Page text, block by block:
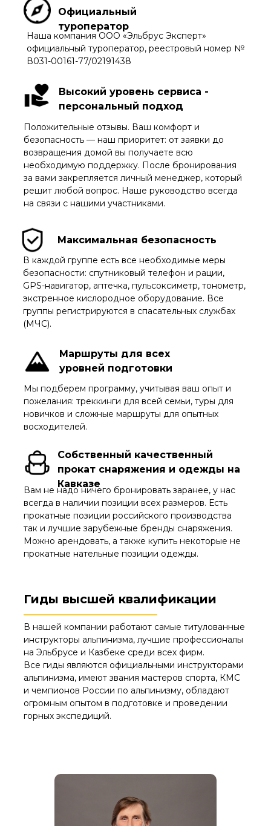
Маршруты для всех
уровней подготовки
Официальный
туроператор
Собственный качественный
прокат снаряжения и одежды на
Кавказе
Максимальная безопасность
Высокий уровень сервиса -
персональный подход
Мы подберем программу, учитывая ваш опыт и
пожелания: треккинги для всей семьи, туры для
новичков и сложные маршруты для опытных
восходителей.
Наша компания ООО «Эльбрус Эксперт»
официальный туроператор, реестровый номер №
В031-00161-77/02191438
Вам не надо ничего бронировать заранее, у нас
всегда в наличии позиции всех размеров. Есть
прокатные позиции российского производства
так и лучшие зарубежные бренды снаряжения.
Можно арендовать, а также купить некоторые не
прокатные нательные позиции одежды.
В каждой группе есть все необходимые меры
безопасности: спутниковый телефон и рации,
GPS-навигатор, аптечка, пульсоксиметр, тонометр,
экстренное кислородное оборудование. Все
группы регистрируются в спасательных службах
(МЧС).
Положительные отзывы. Ваш комфорт и
безопасность — наш приоритет: от заявки до
возвращения домой вы получаете всю
необходимую поддержку. После бронирования
за вами закрепляется личный менеджер, который
решит любой вопрос. Наше руководство всегда
на связи с нашими участниками.
Гиды высшей квалификации
В нашей компании работают самые титулованные
инструкторы альпинизма, лучшие профессионалы
на Эльбрусе и Казбеке среди всех фирм.
Все гиды являются официальными инструкторами
альпинизма, имеют звания мастеров спорта, КМС
и чемпионов России по альпинизму, обладают
огромным опытом в подготовке и проведении
горных экспедиций.